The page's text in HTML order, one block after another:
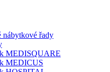
nábytkové řady
MEDISQUARE
MEDICUS